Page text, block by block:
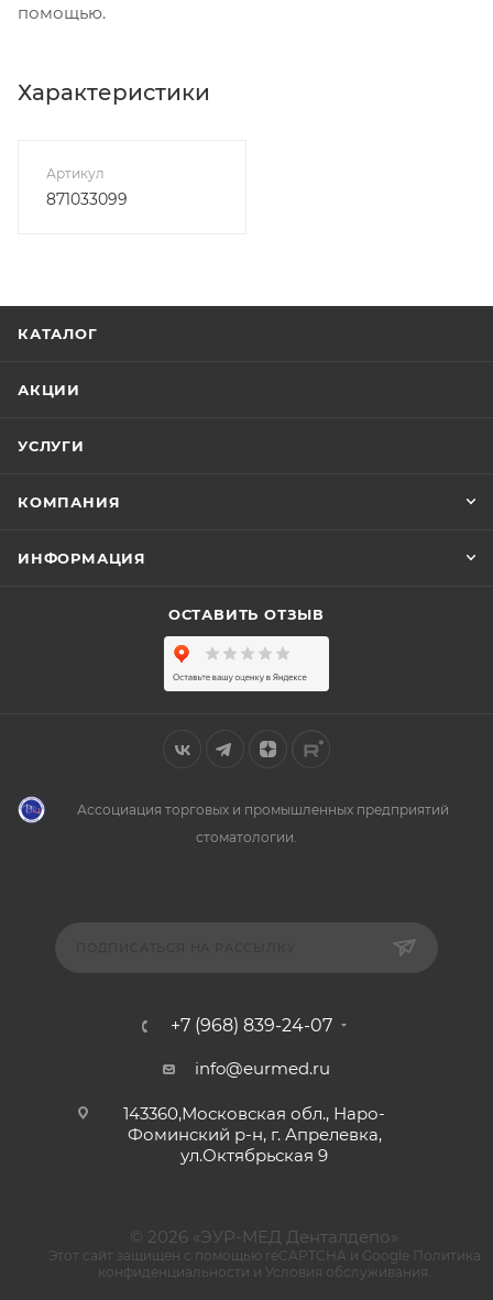
помощью.
Характеристики
Артикул
871033099
КАТАЛОГ
АКЦИИ
УСЛУГИ
КОМПАНИЯ
ИНФОРМАЦИЯ
ОСТАВИТЬ ОТЗЫВ
Ассоциация торговых и промышленных предприятий
стоматологии.
+7 (968) 839-24-07
info@eurmed.ru
143360,Московская обл., Наро-
Фоминский р-н, г. Апрелевка,
ул.Октябрьская 9
© 2026 «ЭУР-МЕД Денталдепо»
Этот сайт защищен с помощью reCAPTCHA и Google Политика
конфиденциальности и Условия обслуживания